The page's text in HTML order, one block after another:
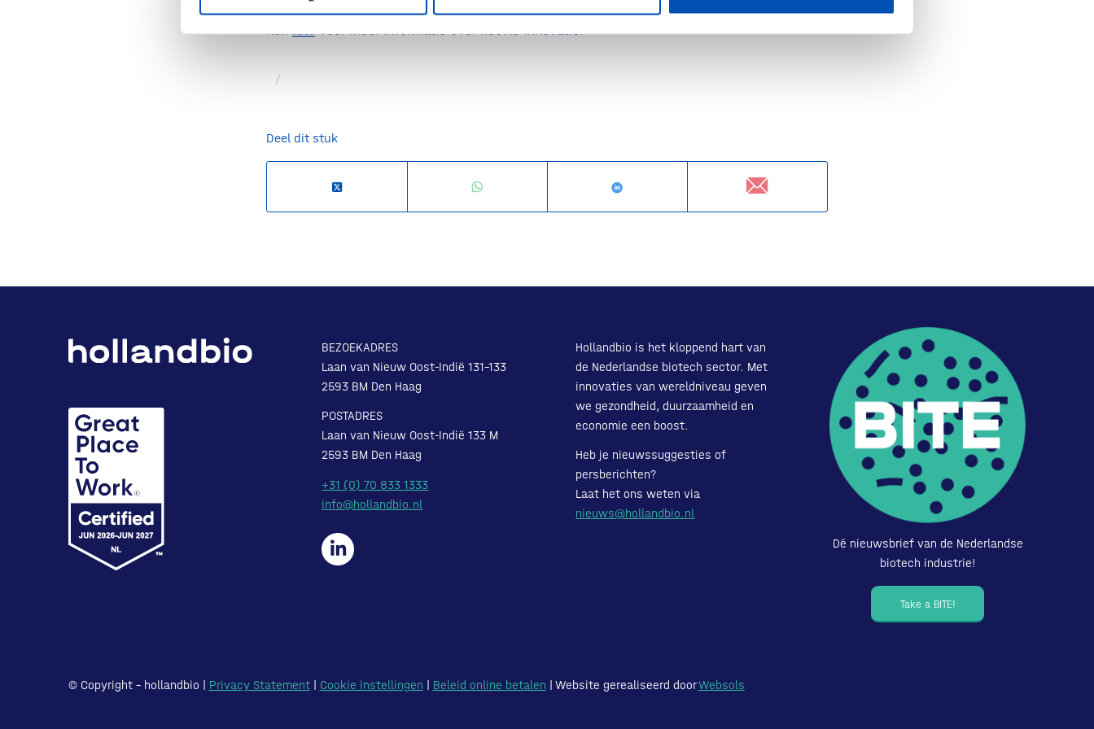
Klikhiervoor meer informatie over het AO Innovatie.
/
Deel dit stuk
BEZOEKADRES
Laan van Nieuw Oost-Indië 131-133
2593 BM Den Haag
POSTADRES
Laan van Nieuw Oost-Indië 133 M
2593 BM Den Haag
+31 (0) 70 833 1333
info@hollandbio.nl
Hollandbio is het kloppend hart van
de Nederlandse biotech sector. Met
innovaties van wereldniveau geven
we gezondheid, duurzaamheid en
economie een boost.
Heb je nieuwssuggesties of
persberichten?
Laat het ons weten via
nieuws@hollandbio.nl
Dé nieuwsbrief van de Nederlandse
biotech industrie!
Take a BITE!
© Copyright – hollandbio | Privacy Statement| Cookie instellingen Beleid online betalen | Website gerealiseerd doorWebsols